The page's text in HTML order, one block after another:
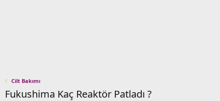
Cilt Bakımı
Fukushima Kaç Reaktör Patladı ?